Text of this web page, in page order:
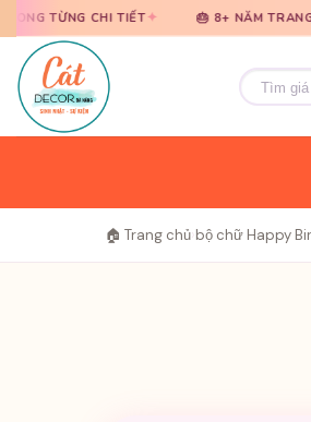
qua
nội
dung
qua
nội
dung
TIẾT✦ 🎂 8+ NĂM TRANG TRÍ SINH
Tìm
kiếm:
🏠 Trang chủ bộ chữ Happy